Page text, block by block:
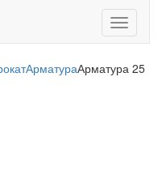
Toggle
АрматураАрматура 25